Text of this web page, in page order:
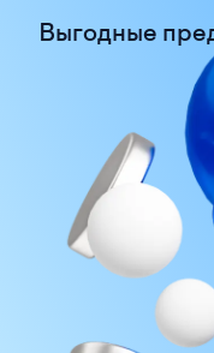
Выгодные